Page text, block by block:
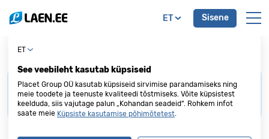
ET Sisene
Decora
Soodustuse saamiseks palume
esitada Placet
Group krediitkaartenne ostu või teenuse eest
tasumist.
ET
See veebileht kasutab küpsiseid
Placet Group OÜ kasutab küpsiseid sirvimise parandamiseks ning
meie toodete ja teenuste kvaliteedi tõstmiseks. Võite küpsistest
keelduda, siis vajutage palun „Kohandan seadeid“. Rohkem infot
saate meie Küpsiste kasutamise põhimõtetest.